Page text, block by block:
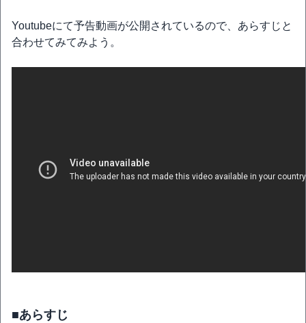
Youtubeにて予告動画が公開されているので、あらすじと
合わせてみてみよう。
■あらすじ